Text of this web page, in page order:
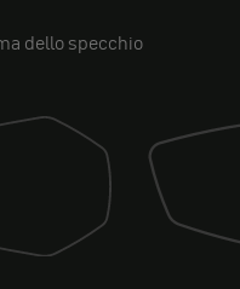
dello specchio
Specchio